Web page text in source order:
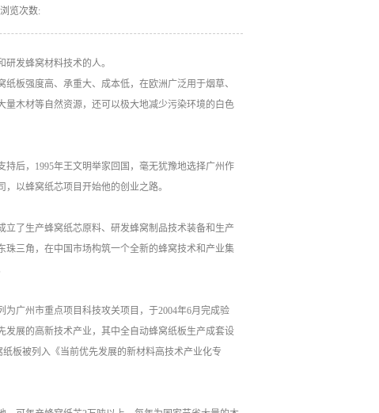
浏览次数:
发蜂窝材料技术的人。
板强度高、承重大、成本低，在欧洲广泛用于烟草、
木材等自然资源，还可以极大地减少污染环境的白色
后，1995年王文明举家回国，毫无犹豫地选择广州作
以蜂窝纸芯项目开始他的创业之路。
了生产蜂窝纸芯原料、研发蜂窝制品技术装备和生产
三角，在中国市场构筑一个全新的蜂窝技术和产业集
广州市重点项目科技攻关项目，于2004年6月完成验
发展的高新技术产业，其中全自动蜂窝纸板生产成套设
板被列入《当前优先发展的新材料高技术产业化专